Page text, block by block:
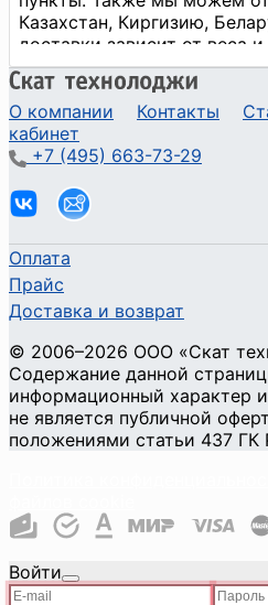
О компании Контакты
кабинет
+7 (495) 663-73-29
Оплата
Прайс
Доставка и возврат
© 2006–2026 ООО «Скат
Содержание данной
информационный характер
не является публичной
положениями статьи 437 ГК
Войти